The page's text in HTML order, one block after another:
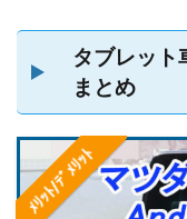
タブレット
まとめ
ﾒﾘｯﾄ/ﾃﾞﾒﾘｯﾄ